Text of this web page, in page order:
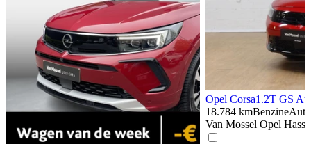
Opel Corsa1.2T GS
18.784 kmBenzine
Van Mossel Opel